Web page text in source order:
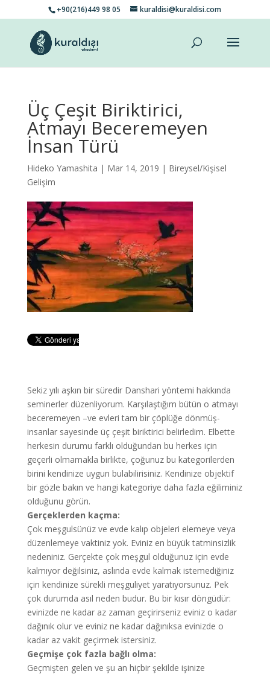
+90(216)449 98 05 kuraldisi@kuraldisi.com
Üç Çeşit Biriktirici,
Atmayı Beceremeyen
İnsan Türü
Hideko Yamashita | Mar 14, 2019 | Bireysel/Kişisel
Gelişim
Sekiz yılı aşkın bir süredir Danshari yöntemi hakkında
seminerler düzenliyorum. Karşılaştığım bütün o atmayı
beceremeyen –ve evleri tam bir çöplüğe dönmüş-
insanlar sayesinde üç çeşit biriktirici belirledim. Elbette
herkesin durumu farklı olduğundan bu herkes için
geçerli olmamakla birlikte, çoğunuz bu kategorilerden
birini kendinize uygun bulabilirisiniz. Kendinize objektif
bir gözle bakın ve hangi kategoriye daha fazla eğiliminiz
olduğunu görün.
Gerçeklerden kaçma:
Çok meşgulsünüz ve evde kalıp objeleri elemeye veya
düzenlemeye vaktiniz yok. Eviniz en büyük tatminsizlik
nedeniniz. Gerçekte çok meşgul olduğunuz için evde
kalmıyor değilsiniz, aslında evde kalmak istemediğiniz
için kendinize sürekli meşguliyet yaratıyorsunuz. Pek
çok durumda asıl neden budur. Bu bir kısır döngüdür:
evinizde ne kadar az zaman geçirirseniz eviniz o kadar
dağınık olur ve eviniz ne kadar dağınıksa evinizde o
kadar az vakit geçirmek istersiniz.
Geçmişe çok fazla bağlı olma:
Geçmişten gelen ve şu an hiçbir şekilde işinize